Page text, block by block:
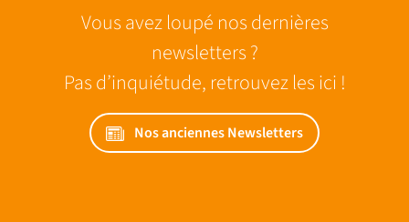
Vous avez loupé nos dernières
newsletters ?
Pas d’inquiétude, retrouvez les ici !
Nos anciennes Newsletters